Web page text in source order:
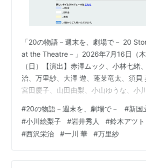
「20の物語－週末を、劇場で－ 20
at the Theatre－」2026年7月16日（
（日）【演出】赤澤ムック、小林七緒
治、万里紗、大澤 遊、蓬󠄀莱竜太、須貝
宮田慶子、山田由梨、小山ゆうな、小
ス』 再結成？！新国立劇場が誇る「歴
メンバーが挑む、濃厚な特別企画！＜
7月17日（金）18:30／18日（土）
14:30 ＜2nd week＞7月24日（金）
#20の物語－週末を、劇場で－ #新国
#小川絵梨子 #岩井秀人 #鈴木アツト
#西沢栄治 #一川 華 #万里紗